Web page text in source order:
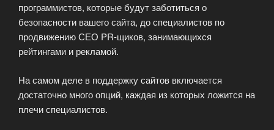
программистов, которые будут заботиться о
безопасности вашего сайта, до специалистов по
продвижению СЕО PR-щиков, занимающихся
рейтингами и рекламой.
На самом деле в поддержку сайтов включается
достаточно много опций, каждая из которых ложится на
плечи специалистов.